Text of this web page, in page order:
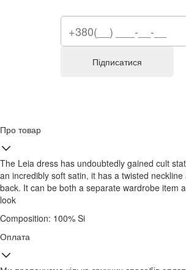
Про товар
The Leia dress has undoubtedly gained cult
an incredibly soft satin, it has a twisted
back. It can be both a separate wardrobe item
look
Composition: 100% Si
Оплата
Підписатися